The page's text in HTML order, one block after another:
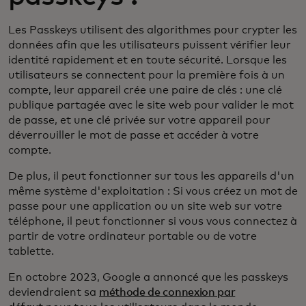
Les Passkeys utilisent des algorithmes pour crypter les
données afin que les utilisateurs puissent vérifier leur
identité rapidement et en toute sécurité. Lorsque les
utilisateurs se connectent pour la première fois à un
compte, leur appareil crée une paire de clés : une clé
publique partagée avec le site web pour valider le mot
de passe, et une clé privée sur votre appareil pour
déverrouiller le mot de passe et accéder à votre
compte.
De plus, il peut fonctionner sur tous les appareils d'un
même système d'exploitation : Si vous créez un mot de
passe pour une application ou un site web sur votre
téléphone, il peut fonctionner si vous vous connectez à
partir de votre ordinateur portable ou de votre
tablette.
En octobre 2023, Google a annoncé que les passkeys
deviendraient sa méthode de connexion par